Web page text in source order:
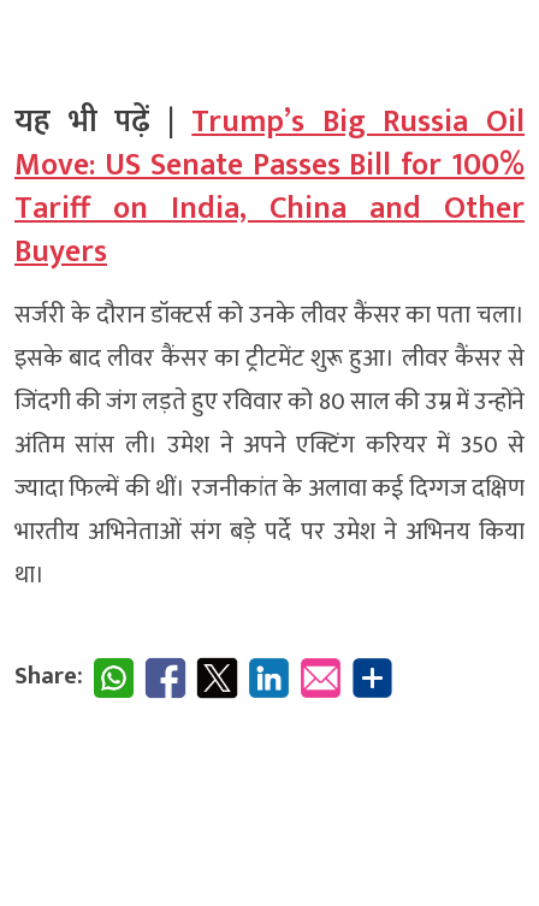
यह भी पढ़ें |Trump’s Big Russia Oil
Move: US Senate Passes Bill for 100%
Tariff on India, China and Other
Buyers
सर्जरी के दौरान डॉक्टर्स को उनके लीवर कैंसर का पता चला।
इसके बाद लीवर कैंसर का ट्रीटमेंट शुरू हुआ। लीवर कैंसर से
जिंदगी की जंग लड़ते हुए रविवार को 80 साल की उम्र में उन्होंने
अंतिम सांस ली। उमेश ने अपने एक्टिंग करियर में 350 से
ज्यादा फिल्में की थीं। रजनीकांत के अलावा कई दिग्गज दक्षिण
भारतीय अभिनेताओं संग बड़े पर्दे पर उमेश ने अभिनय किया
था।
Share: